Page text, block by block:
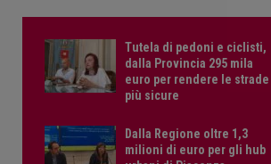
Tutela di pedoni e ciclisti,
dalla Provincia 295 mila
euro per rendere le strade
più sicure
Dalla Regione oltre 1,3
milioni di euro per gli hub